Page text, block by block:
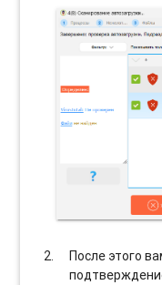
После этого